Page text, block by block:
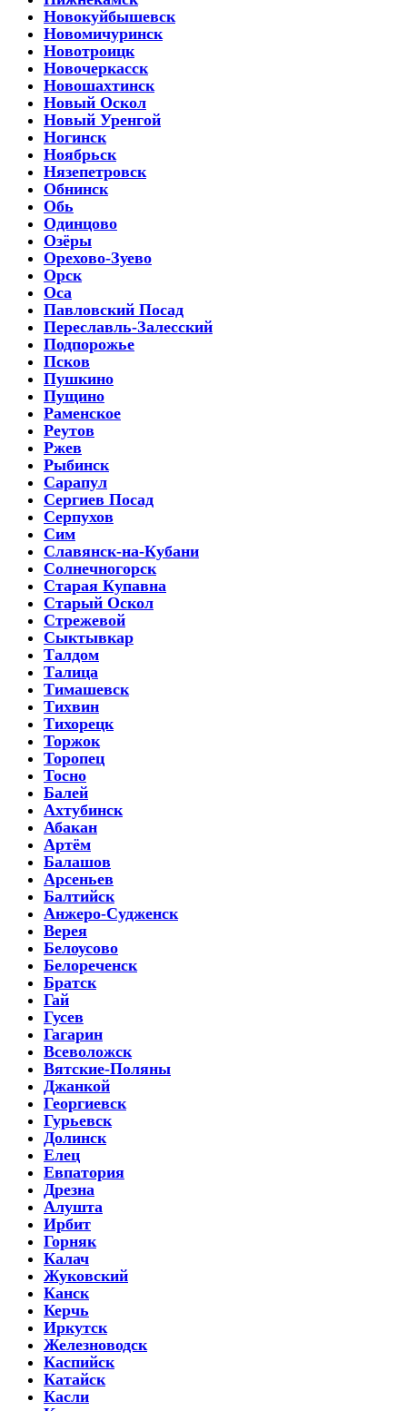
Новокуйбышевск
Новомичуринск
Новотроицк
Новочеркасск
Новошахтинск
Новый Оскол
Новый Уренгой
Ногинск
Ноябрьск
Нязепетровск
Обнинск
Обь
Одинцово
Озёры
Орехово-Зуево
Орск
Оса
Павловский Посад
Переславль-Залесский
Подпорожье
Псков
Пушкино
Пущино
Раменское
Реутов
Ржев
Рыбинск
Сарапул
Сергиев Посад
Серпухов
Сим
Славянск-на-Кубани
Солнечногорск
Старая Купавна
Старый Оскол
Стрежевой
Сыктывкар
Талдом
Талица
Тимашевск
Тихвин
Тихорецк
Торжок
Торопец
Тосно
Балей
Ахтубинск
Абакан
Артём
Балашов
Арсеньев
Балтийск
Анжеро-Судженск
Верея
Белоусово
Белореченск
Братск
Гай
Гусев
Гагарин
Всеволожск
Вятские-Поляны
Джанкой
Георгиевск
Гурьевск
Долинск
Елец
Евпатория
Дрезна
Алушта
Ирбит
Горняк
Калач
Жуковский
Канск
Керчь
Иркутск
Железноводск
Каспийск
Катайск
Касли